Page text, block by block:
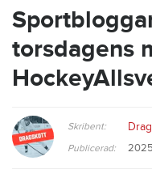
torsdagens
Skribent:
Publicerad: